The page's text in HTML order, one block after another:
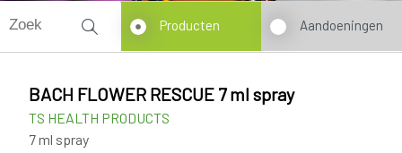
Producten Aandoeningen
BACH FLOWER RESCUE 7 ml spray
TS HEALTH PRODUCTS
7 ml spray